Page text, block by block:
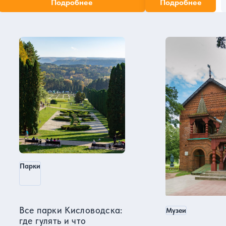
Подробнее
знаменитой
Подробнее
Все парки Кисловодска:
где гулять и что
Парки
Музеи